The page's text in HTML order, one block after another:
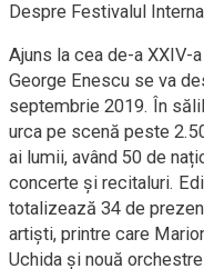
Despre Festivalul
Ajuns la cea de-a XXIV-
George Enescu se va
septembrie 2019. În
urca pe scenă peste
ai lumii, având 50 de
concerte și recitaluri.
totalizează 34 de
artiști, printre care
Uchida și nouă